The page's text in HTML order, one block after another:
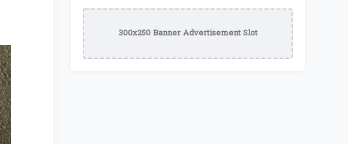
300x250 Banner Advertisement Slot